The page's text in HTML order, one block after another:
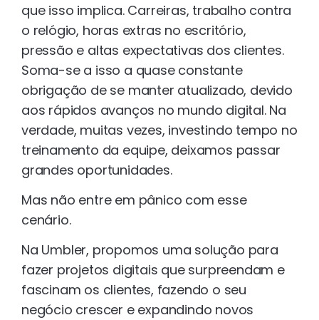
que isso implica. Carreiras, trabalho contra
o relógio, horas extras no escritório,
pressão e altas expectativas dos clientes.
Soma-se a isso a quase constante
obrigação de se manter atualizado, devido
aos rápidos avanços no mundo digital. Na
verdade, muitas vezes, investindo tempo no
treinamento da equipe, deixamos passar
grandes oportunidades.
Mas não entre em pânico com esse
cenário.
Na Umbler, propomos uma solução para
fazer projetos digitais que surpreendam e
fascinam os clientes, fazendo o seu
negócio crescer e expandindo novos